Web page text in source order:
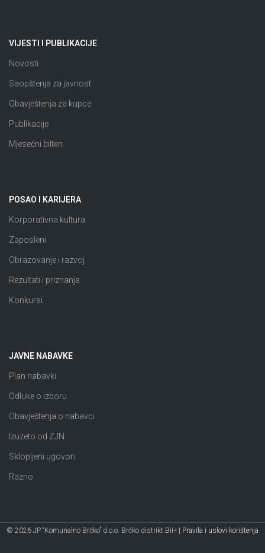
VIJESTI I PUBLIKACIJE
Novosti
Saopštenja za javnost
Obavještenja za kupce
Publikacije
Mjesečni bilten
POSAO I KARIJERA
Korporativna kultura
Zaposleni
Obrazovanje i razvoj
Rezultati i priznanja
Konkursi
JAVNE NABAVKE
Plan nabavki
Odluke o izboru
Obavještenja o nabavci
Izuzeto od ZJN
Sklopljeni ugovori
Razno
© 2026 JP “Komunalno Brčko” d.o.o. Brčko distrikt BiH | Pravila i uslovi korištenja